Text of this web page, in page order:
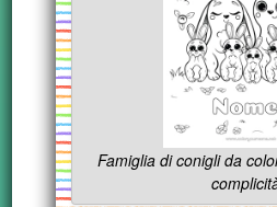
Famiglia di conigli da